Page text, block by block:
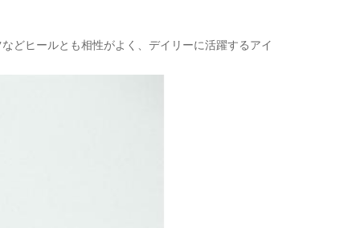
どヒールとも相性がよく、デイリーに活躍するアイ